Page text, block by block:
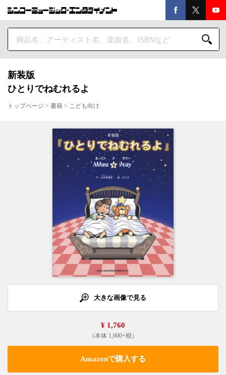
新装版
ひとりでねむれるよ
トップページ > 書籍 > こども向け
大きな画像で見る
¥ 1,760
（本体 1,600+税）
Amazonで購入する